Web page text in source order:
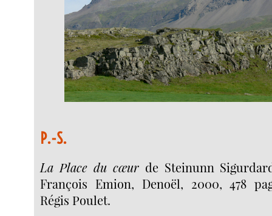
P.-S.
La Place du cœurde Steinunn
François Emion, Denoël, 2000, 478
Régis Poulet.